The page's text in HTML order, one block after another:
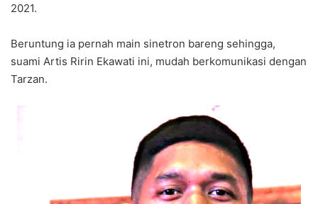
2021.
Beruntung ia pernah main sinetron bareng sehingga,
suami Artis Ririn Ekawati ini, mudah berkomunikasi dengan
Tarzan.